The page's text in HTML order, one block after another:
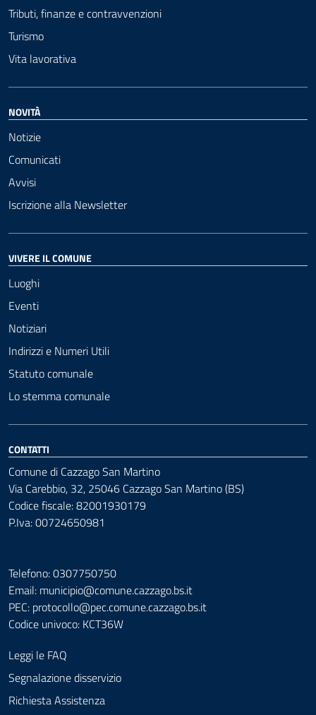
Tributi, finanze e contravvenzioni
Turismo
Vita lavorativa
NOVITÀ
Notizie
Comunicati
Avvisi
Iscrizione alla Newsletter
VIVERE IL COMUNE
Luoghi
Eventi
Notiziari
Indirizzi e Numeri Utili
Statuto comunale
Lo stemma comunale
CONTATTI
Comune di Cazzago San Martino
Via Carebbio, 32, 25046 Cazzago San Martino (BS)
Codice fiscale: 82001930179
P.Iva: 00724650981
Telefono: 0307750750
Email: municipio@comune.cazzago.bs.it
PEC: protocollo@pec.comune.cazzago.bs.it
Codice univoco: KCT36W
Leggi le FAQ
Segnalazione disservizio
Richiesta Assistenza